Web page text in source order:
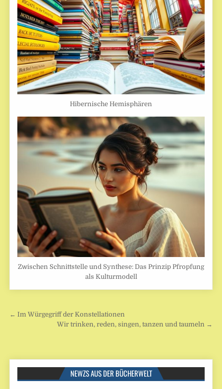
Hibernische Hemisphären
Zwischen Schnittstelle und Synthese: Das Prinzip Pfropfung
als Kulturmodell
Beitragsnavigation
← Im Würgegriff der Konstellationen
Wir trinken, reden, singen, tanzen und taumeln →
NEWZS AUS DER BÜCHERWELT